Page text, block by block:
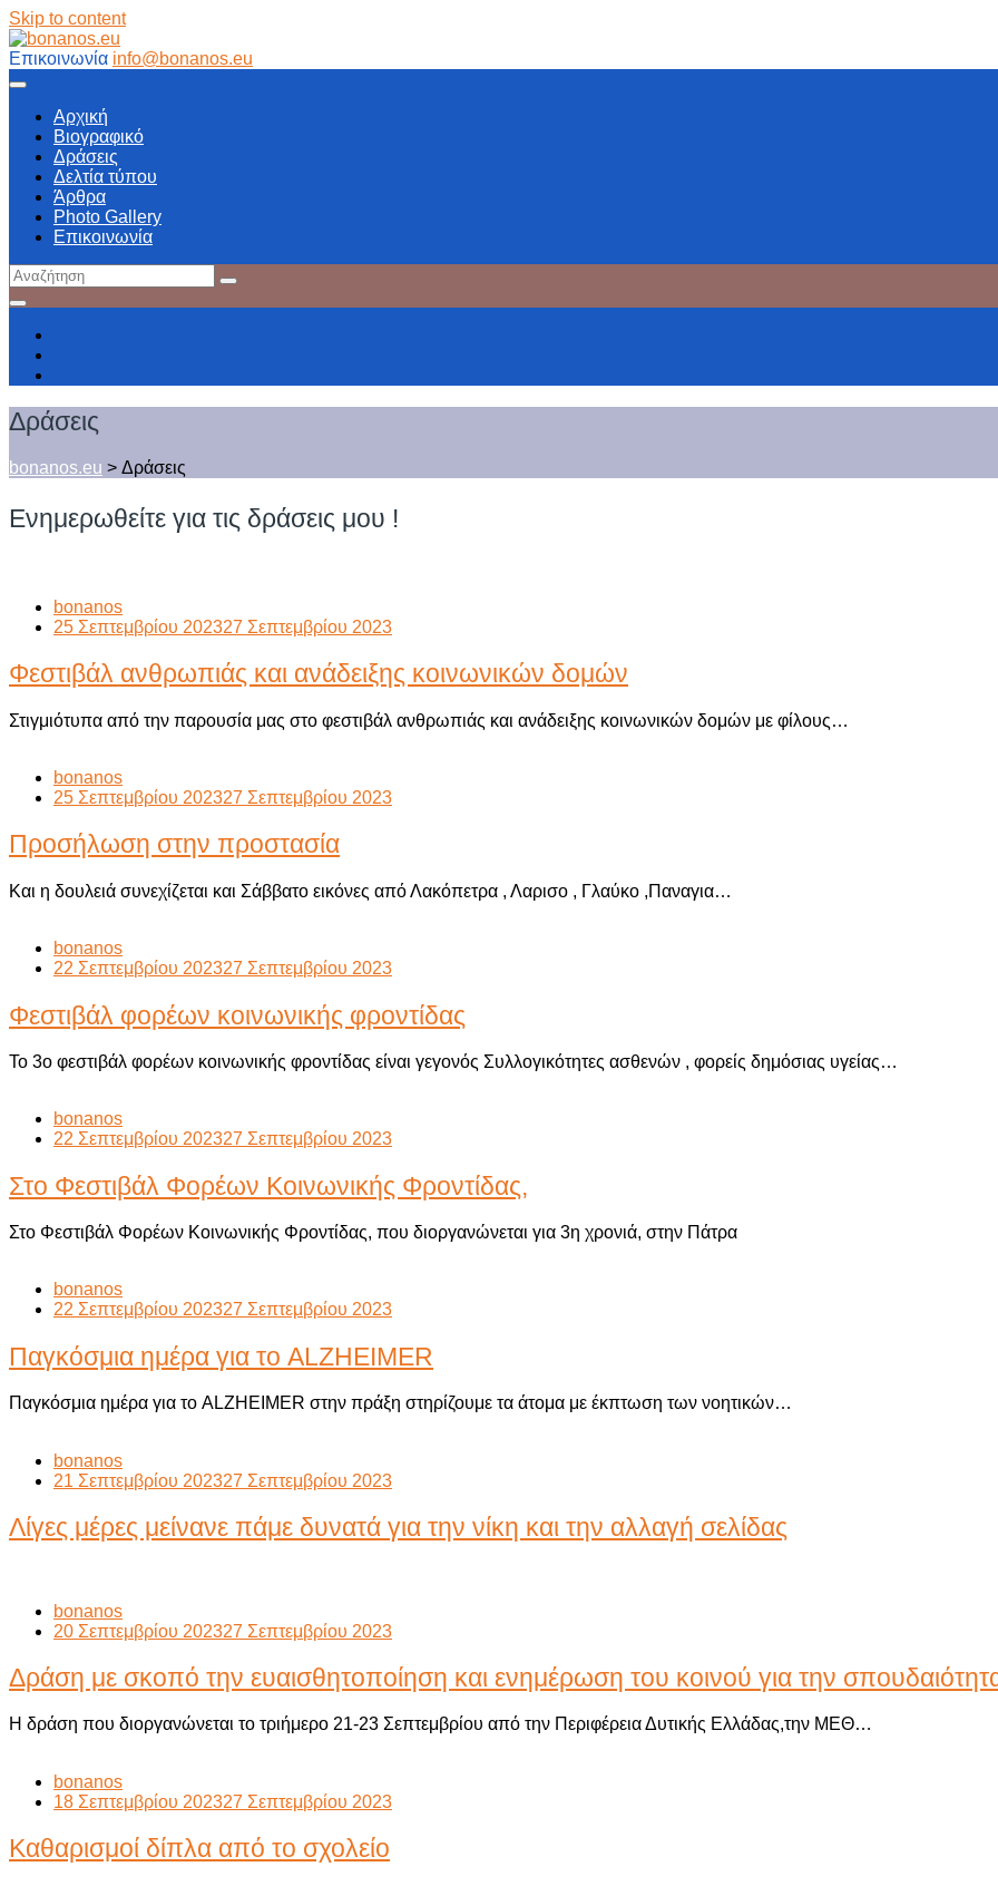
Skip to content
Επικοινωνία info@bonanos.eu
Αρχική
Βιογραφικό
Δράσεις
Δελτία τύπου
Άρθρα
Photo Gallery
Επικοινωνία
Δράσεις
bonanos.eu > Δράσεις
Ενημερωθείτε για τις δράσεις μου !
bonanos
25 Σεπτεμβρίου 202327 Σεπτεμβρίου 2023
Φεστιβάλ ανθρωπιάς και ανάδειξης κοινωνικών δομών
Στιγμιότυπα από την παρουσία μας στο φεστιβάλ ανθρωπιάς και ανάδειξης κοινωνικών δομών με φίλους…
bonanos
25 Σεπτεμβρίου 202327 Σεπτεμβρίου 2023
Προσήλωση στην προστασία
Και η δουλειά συνεχίζεται και Σάββατο εικόνες από Λακόπετρα , Λαρισο , Γλαύκο ,Παναγια…
bonanos
22 Σεπτεμβρίου 202327 Σεπτεμβρίου 2023
Φεστιβάλ φορέων κοινωνικής φροντίδας
Το 3ο φεστιβάλ φορέων κοινωνικής φροντίδας είναι γεγονός Συλλογικότητες ασθενών , φορείς δημόσιας υγείας…
bonanos
22 Σεπτεμβρίου 202327 Σεπτεμβρίου 2023
Στο Φεστιβάλ Φορέων Κοινωνικής Φροντίδας,
Στο Φεστιβάλ Φορέων Κοινωνικής Φροντίδας, που διοργανώνεται για 3η χρονιά, στην Πάτρα
bonanos
22 Σεπτεμβρίου 202327 Σεπτεμβρίου 2023
Παγκόσμια ημέρα για το ALZHEIMER
Παγκόσμια ημέρα για το ALZHEIMER στην πράξη στηρίζουμε τα άτομα με έκπτωση των νοητικών…
bonanos
21 Σεπτεμβρίου 202327 Σεπτεμβρίου 2023
Λίγες μέρες μείνανε πάμε δυνατά για την νίκη και την αλλαγή σελίδας
bonanos
20 Σεπτεμβρίου 202327 Σεπτεμβρίου 2023
Δράση με σκοπό την ευαισθητοποίηση και ενημέρωση του κοινού για την
Η δράση που διοργανώνεται το τριήμερο 21-23 Σεπτεμβρίου από την Περιφέρεια Δυτικής Ελλάδας,την ΜΕΘ…
bonanos
18 Σεπτεμβρίου 202327 Σεπτεμβρίου 2023
Καθαρισμοί δίπλα από το σχολείο